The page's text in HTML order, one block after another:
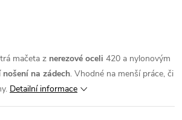
mačeta z nerezové oceli 420 a nylonovým
nošení na zádech. Vhodné na menší práce, či
Detailní informace